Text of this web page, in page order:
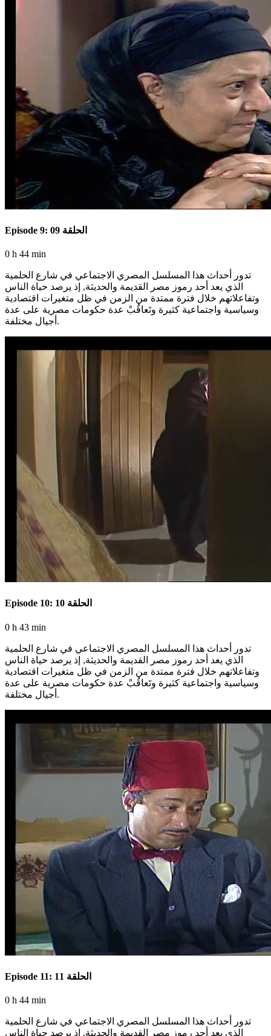
Episode 9: الحلقة 09
0 h 44 min
تدور أحداث هذا المسلسل المصري الاجتماعي في شارع الحلمية
الذي يعد أحد رموز مصر القديمة والحديثة, إذ يرصد حياة الناس
وتفاعلاتهم خلال فترة ممتدة من الزمن في ظل متغيرات اقتصادية
وسياسية واجتماعية كثيرة وتَعاقُبْ عدة حكومات مصرية على عدة
أجيال مختلفة.
Episode 10: الحلقة 10
0 h 43 min
تدور أحداث هذا المسلسل المصري الاجتماعي في شارع الحلمية
الذي يعد أحد رموز مصر القديمة والحديثة, إذ يرصد حياة الناس
وتفاعلاتهم خلال فترة ممتدة من الزمن في ظل متغيرات اقتصادية
وسياسية واجتماعية كثيرة وتَعاقُبْ عدة حكومات مصرية على عدة
أجيال مختلفة.
Episode 11: الحلقة 11
0 h 44 min
تدور أحداث هذا المسلسل المصري الاجتماعي في شارع الحلمية
الذي يعد أحد رموز مصر القديمة والحديثة, إذ يرصد حياة الناس